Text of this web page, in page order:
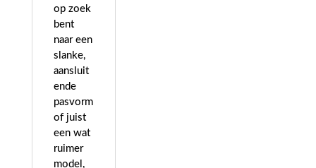
op zoek
bent
naar een
slanke,
aansluit
ende
pasvorm
of juist
een wat
ruimer
model,